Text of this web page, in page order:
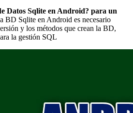
Datos Sqlite en Android? para un
BD Sqlite en Android es necesario
y los métodos que crean la BD,
la gestión SQL